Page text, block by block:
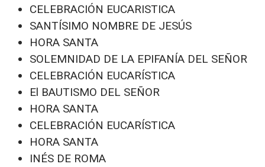
CELEBRACIÓN EUCARISTICA
SANTÍSIMO NOMBRE DE JESÚS
HORA SANTA
SOLEMNIDAD DE LA EPIFANÍA DEL SEÑOR
CELEBRACIÓN EUCARÍSTICA
El BAUTISMO DEL SEÑOR
HORA SANTA
CELEBRACIÓN EUCARÍSTICA
HORA SANTA
INÉS DE ROMA